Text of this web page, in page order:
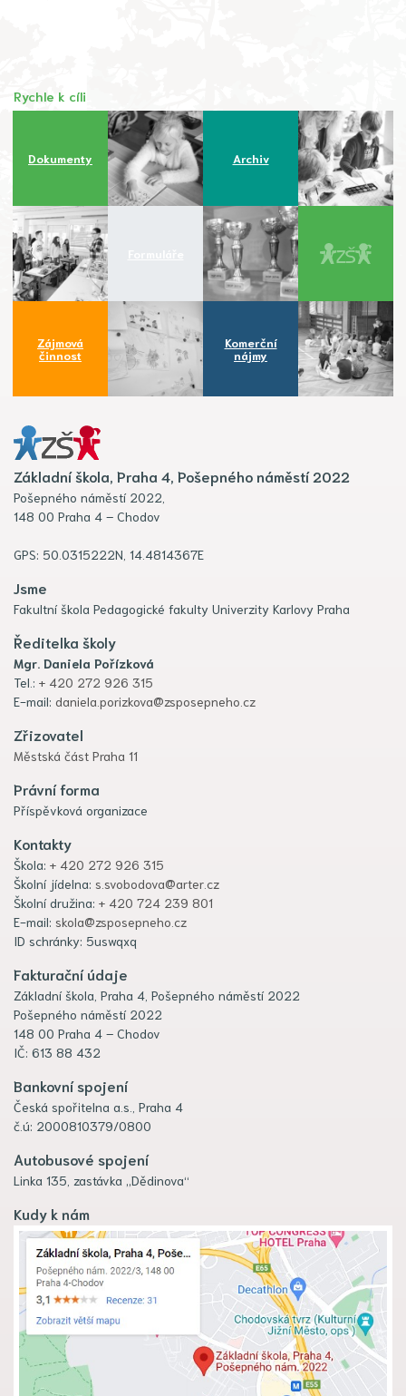
Rychle k cíli
Dokumenty Archiv
Zájmová
činnost
Komerční
nájmy
Základní škola, Praha 4, Pošepného náměstí 2022
Pošepného náměstí 2022,
148 00 Praha 4 – Chodov
GPS: 50.0315222N, 14.4814367E
Jsme
Fakultní škola Pedagogické fakulty Univerzity Karlovy Praha
Ředitelka školy
Mgr. Daniela Pořízková
Tel.: + 420 272 926 315
E-mail: daniela.porizkova@zsposepneho.cz
Zřizovatel
Městská část Praha 11
Právní forma
Příspěvková organizace
Kontakty
Škola: + 420 272 926 315
Školní jídelna: s.svobodova@arter.cz
Školní družina: + 420 724 239 801
E-mail: skola@zsposepneho.cz
ID schránky: 5uswqxq
Fakturační údaje
Základní škola, Praha 4, Pošepného náměstí 2022
Pošepného náměstí 2022
148 00 Praha 4 – Chodov
IČ: 613 88 432
Bankovní spojení
Česká spořitelna a.s., Praha 4
č.ú: 2000810379/0800
Autobusové spojení
Linka 135, zastávka „Dědinova“
Kudy k nám